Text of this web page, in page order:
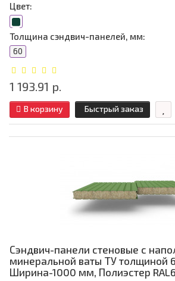
Цвет:
Толщина сэндвич-панелей, мм:
60
1 193.91 р.
В корзину Быстрый заказ
Сэндвич-панели стеновые с
минеральной ваты ТУ толщиной
Ширина-1000 мм, Полиэстер